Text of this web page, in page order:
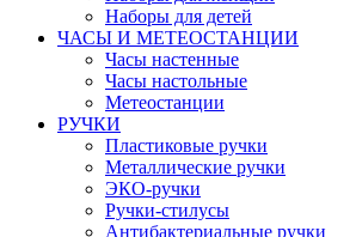
Наборы для детей
ЧАСЫ И МЕТЕОСТАНЦИИ
Часы настенные
Часы настольные
Метеостанции
РУЧКИ
Пластиковые ручки
Металлические ручки
ЭКО-ручки
Ручки-стилусы
Антибактериальные ручки